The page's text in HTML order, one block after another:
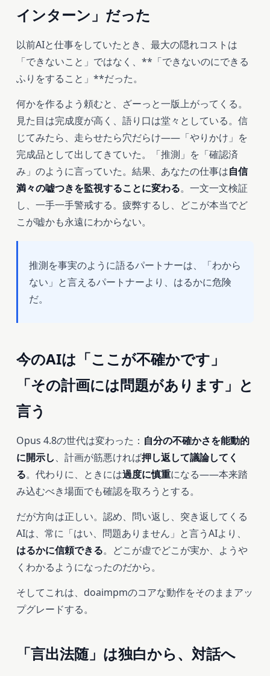
インターン」だった
以前AIと仕事をしていたとき、最大の隠れコストは
「できないこと」ではなく、**「できないのにできる
ふりをすること」**だった。
何かを作るよう頼むと、ざーっと一版上がってくる。
見た目は完成度が高く、語り口は堂々としている。信
じてみたら、走らせたら穴だらけ——「やりかけ」を
完成品として出してきていた。「推測」を「確認済
み」のように言っていた。結果、あなたの仕事は自信
満々の嘘つきを監視することに変わる。一文一文検証
し、一手一手警戒する。疲弊するし、どこが本当でど
こが嘘かも永遠にわからない。
推測を事実のように語るパートナーは、「わから
ない」と言えるパートナーより、はるかに危険
だ。
今のAIは「ここが不確かです」
「その計画には問題があります」と
言う
Opus 4.8の世代は変わった： 自分の不確かさを能動的
に開示し、計画が筋悪ければ押し返して議論してく
る。代わりに、ときには過度に慎重になる——本来踏
み込むべき場面でも確認を取ろうとする。
だが方向は正しい。認め、問い返し、突き返してくる
AIは、常に「はい、問題ありません」と言うAIより、
はるかに信頼できる。どこが虚でどこが実か、ようや
くわかるようになったのだから。
そしてこれは、doaimpmのコアな動作をそのままアッ
プグレードする。
「言出法随」は独白から、対話へ